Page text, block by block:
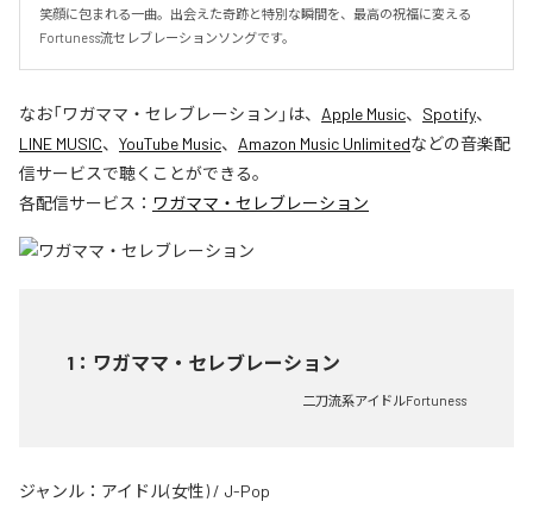
笑顔に包まれる一曲。出会えた奇跡と特別な瞬間を、最高の祝福に変える
Fortuness流セレブレーションソングです。
なお「ワガママ・セレブレーション 」は、 Apple Music、 Spotify、
LINE MUSIC、 YouTube Music、 Amazon Music Unlimitedなどの音楽配
信サービスで聴くことができる。
各配信サービス： ワガママ・セレブレーション
1 ： ワガママ・セレブレーション
二刀流系アイドルFortuness
ジャンル： アイドル(女性) / J-Pop